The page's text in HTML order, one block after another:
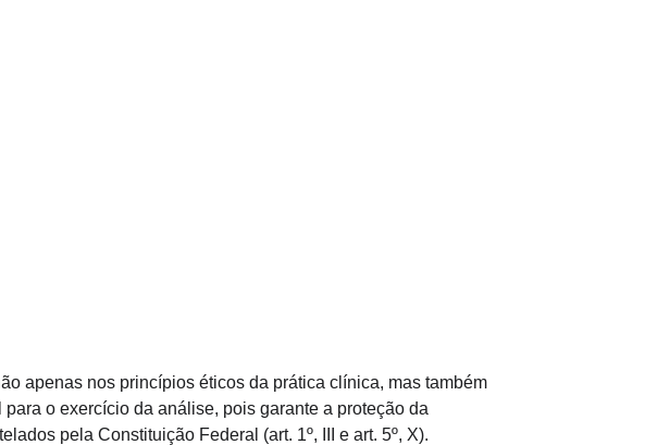
apenas nos princípios éticos da prática clínica, mas também
o exercício da análise, pois garante a proteção da
pela Constituição Federal (art. 1º, III e art. 5º, X).